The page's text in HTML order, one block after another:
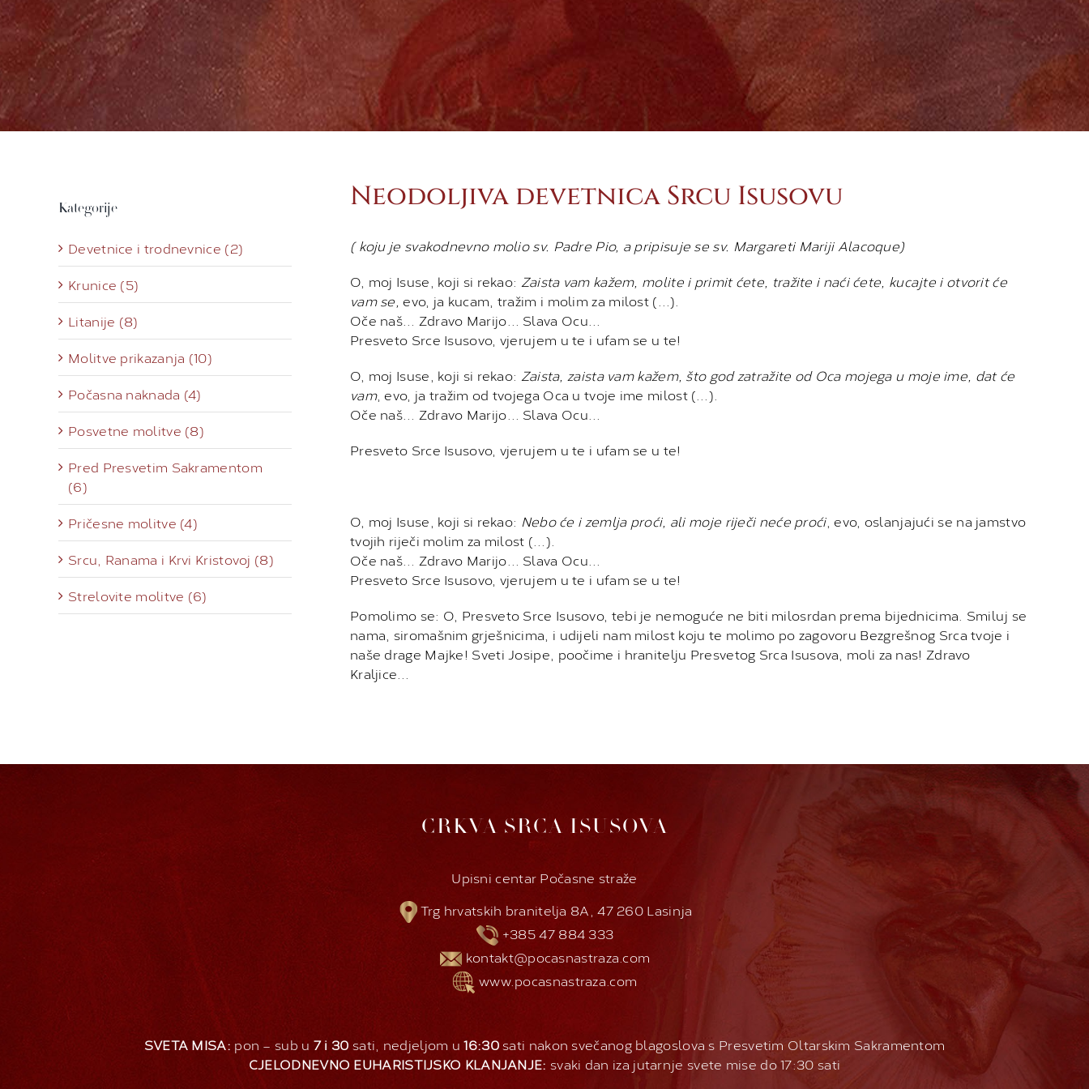
Neodoljiva devetnica Srcu Isusovu
( koju je svakodnevno molio sv. Padre Pio, a pripisuje se sv. Margareti Mariji Alacoque)
O, moj Isuse, koji si rekao: Zaista vam kažem, molite i primit ćete, tražite i naći ćete, kucajte i otvorit će
vam se,evo, ja kucam, tražim i molim za milost (…).
Oče naš… Zdravo Marijo… Slava Ocu…
Presveto Srce Isusovo, vjerujem u te i ufam se u te!
O, moj Isuse, koji si rekao: Zaista, zaista vam kažem, što god zatražite od Oca mojega u moje ime, dat će
vam, evo, ja tražim od tvojega Oca u tvoje ime milost (…).
Oče naš… Zdravo Marijo… Slava Ocu…
Presveto Srce Isusovo, vjerujem u te i ufam se u te!
O, moj Isuse, koji si rekao: Nebo će i zemlja proći, ali moje riječi neće proći, evo, oslanjajući se na jamstvo
tvojih riječi molim za milost (…).
Oče naš… Zdravo Marijo… Slava Ocu…
Presveto Srce Isusovo, vjerujem u te i ufam se u te!
Pomolimo se: O, Presveto Srce Isusovo, tebi je nemoguće ne biti milosrdan prema bijednicima. Smiluj se
nama, siromašnim grješnicima, i udijeli nam milost koju te molimo po zagovoru Bezgrešnog Srca tvoje i
naše drage Majke! Sveti Josipe, poočime i hranitelju Presvetog Srca Isusova, moli za nas! Zdravo
Kraljice…
Kategorije
Devetnice i trodnevnice (2)
Krunice (5)
Litanije (8)
Molitve prikazanja (10)
Počasna naknada (4)
Posvetne molitve (8)
Pred Presvetim Sakramentom
(6)
Pričesne molitve (4)
Srcu, Ranama i Krvi Kristovoj (8)
Strelovite molitve (6)
CRKVA SRCA ISUSOVA
Upisni centar Počasne straže
Trg hrvatskih branitelja 8A, 47 260 Lasinja
+385 47 884 333
kontakt@pocasnastraza.com
www.pocasnastraza.com
SVETA MISA: pon – sub u 7 i 30 sati, nedjeljom u16:30sati nakon svečanog blagoslova s Presvetim Oltarskim Sakramentom
CJELODNEVNO EUHARISTIJSKO KLANJANJE: svaki dan iza jutarnje svete mise do 17:30 sati